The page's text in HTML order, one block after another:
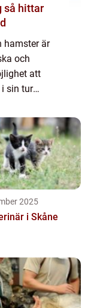
hamster är
och
att
sin tur
gru...
2025
i Skåne